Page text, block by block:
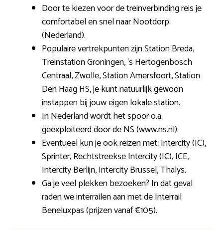
Door te kiezen voor de treinverbinding reis je
comfortabel en snel naar Nootdorp
(Nederland).
Populaire vertrekpunten zijn Station Breda,
Treinstation Groningen, ‘s Hertogenbosch
Centraal, Zwolle, Station Amersfoort, Station
Den Haag HS, je kunt natuurlijk gewoon
instappen bij jouw eigen lokale station.
In Nederland wordt het spoor o.a.
geëxploiteerd door de NS (www.ns.nl).
Eventueel kun je ook reizen met: Intercity (IC),
Sprinter, Rechtstreekse Intercity (IC), ICE,
Intercity Berlijn, Intercity Brussel, Thalys.
Ga je veel plekken bezoeken? In dat geval
raden we interrailen aan met de Interrail
Beneluxpas (prijzen vanaf €105).